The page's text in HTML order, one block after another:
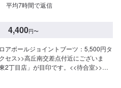
平均7時間で返信
4,400円〜
アボールジョイントブーツ：5,500円タ
セス>>高丘南交差点付近にございま
2丁目店」が目印です。<<待合室>>ト